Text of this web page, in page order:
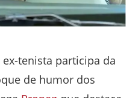
ex-tenista participa da
de humor dos